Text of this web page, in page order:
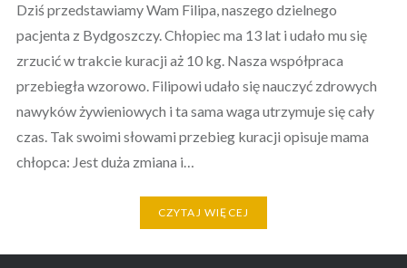
Dziś przedstawiamy Wam Filipa, naszego dzielnego
pacjenta z Bydgoszczy. Chłopiec ma 13 lat i udało mu się
zrzucić w trakcie kuracji aż 10 kg. Nasza współpraca
przebiegła wzorowo. Filipowi udało się nauczyć zdrowych
nawyków żywieniowych i ta sama waga utrzymuje się cały
czas. Tak swoimi słowami przebieg kuracji opisuje mama
chłopca: Jest duża zmiana i…
CZYTAJ WIĘCEJ